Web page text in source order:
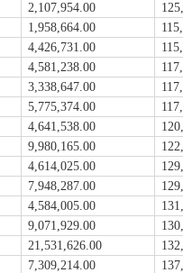
2,107,954.00
1,958,664.00
4,426,731.00
4,581,238.00
3,338,647.00
5,775,374.00
4,641,538.00
9,980,165.00
4,614,025.00
7,948,287.00
4,584,005.00
9,071,929.00
21,531,626.00
7,309,214.00